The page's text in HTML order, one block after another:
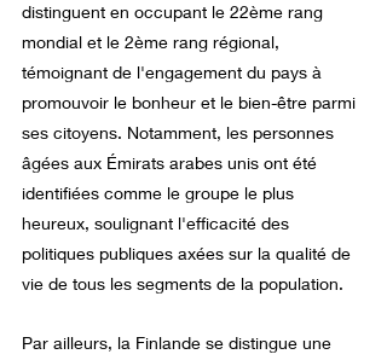
distinguent en occupant le 22ème rang
mondial et le 2ème rang régional,
témoignant de l'engagement du pays à
promouvoir le bonheur et le bien-être parmi
ses citoyens. Notamment, les personnes
âgées aux Émirats arabes unis ont été
identifiées comme le groupe le plus
heureux, soulignant l'efficacité des
politiques publiques axées sur la qualité de
vie de tous les segments de la population.
Par ailleurs, la Finlande se distingue une